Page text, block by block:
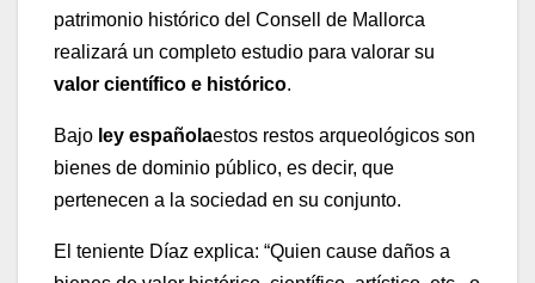
patrimonio histórico del Consell de Mallorca
realizará un completo estudio para valorar su
valor científico e histórico.
Bajo ley españolaestos restos arqueológicos son
bienes de dominio público, es decir, que
pertenecen a la sociedad en su conjunto.
El teniente Díaz explica: “Quien cause daños a